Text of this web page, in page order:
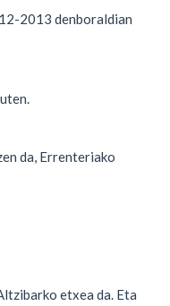
2013 denboraldian
da, Errenteriako
etxea da. Eta